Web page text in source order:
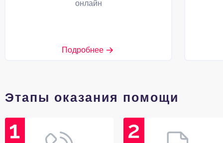
онлайн
Подробнее
Этапы оказания помощи